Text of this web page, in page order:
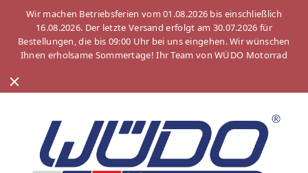
Wir machen Betriebsferien vom 01.08.2026 bis einschließlich
16.08.2026. Der letzte Versand erfolgt am 30.07.2026 für
Bestellungen, die bis 09:00 Uhr bei uns eingehen. Wir wünschen
Ihnen erholsame Sommertage! Ihr Team von WÜDO Motorrad